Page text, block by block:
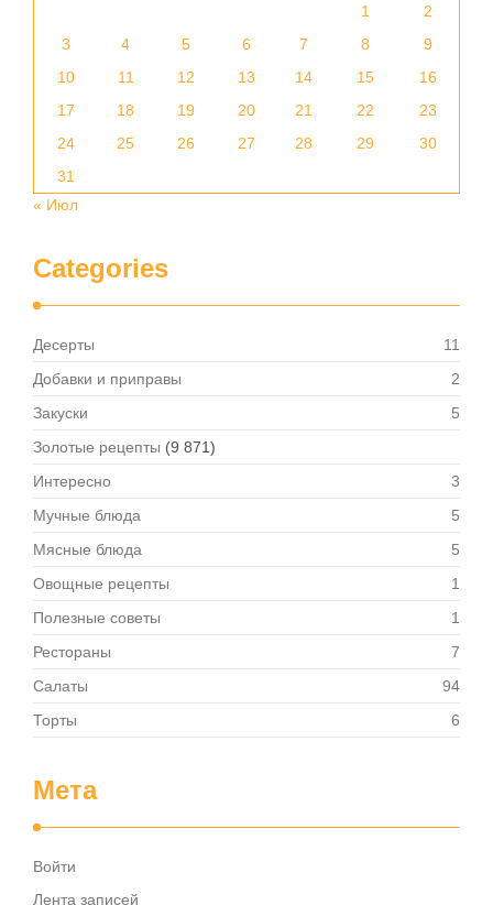
1
2
3
4 5 6 7 8
9
10
11 12 13 14 15
16
17
18 19 20 21 22
23
24
25 26 27 28 29
30
31
« Июл
Categories
Десерты
11
Добавки и приправы
2
Закуски
5
Золотые рецепты (9 871)
Интересно
3
Мучные блюда
5
Мясные блюда
5
Овощные рецепты
1
Полезные советы
1
Рестораны
7
Салаты
94
Торты
6
Мета
Войти
Лента записей